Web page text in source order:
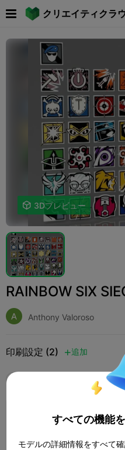
クリエイティクラ
 3Dプレビュー
RAINBOW SIX
Anthony Valoroso
印刷設定 (2) 追加
0.2mm
すべての機能
モデルの詳細情報をすべて